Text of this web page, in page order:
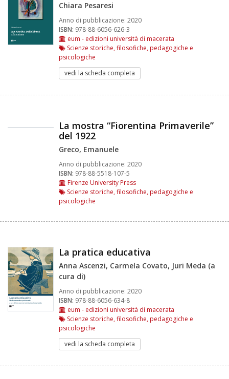
Chiara Pesaresi
Anno di pubblicazione: 2020
ISBN: 978-88-6056-626-3
eum - edizioni università di macerata
Scienze storiche, filosofiche, pedagogiche e
psicologiche
vedi la scheda completa
La mostra “Fiorentina Primaverile”
del 1922
Greco, Emanuele
Anno di pubblicazione: 2020
ISBN: 978-88-5518-107-5
Firenze University Press
Scienze storiche, filosofiche, pedagogiche e
psicologiche
La pratica educativa
Anna Ascenzi, Carmela Covato, Juri Meda (a
cura di)
Anno di pubblicazione: 2020
ISBN: 978-88-6056-634-8
eum - edizioni università di macerata
Scienze storiche, filosofiche, pedagogiche e
psicologiche
vedi la scheda completa